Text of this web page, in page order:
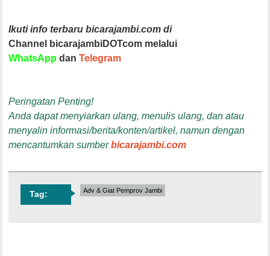
Ikuti info terbaru bicarajambi.com di
Channel bicarajambiDOTcom melalui
WhatsApp danTelegram
Peringatan Penting!
Anda dapat menyiarkan ulang, menulis ulang, dan atau
menyalin informasi/berita/konten/artikel, namun dengan
mencantumkan sumberbicarajambi.com
Tag: Adv & Giat Pemprov Jambi